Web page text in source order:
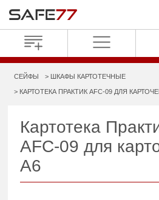
СЕЙФЫ ШКАФЫ КАРТОТЕЧНЫЕ
КАРТОТЕКА ПРАКТИК AFC-09 ДЛЯ
Картотека
AFC-09 для
A6